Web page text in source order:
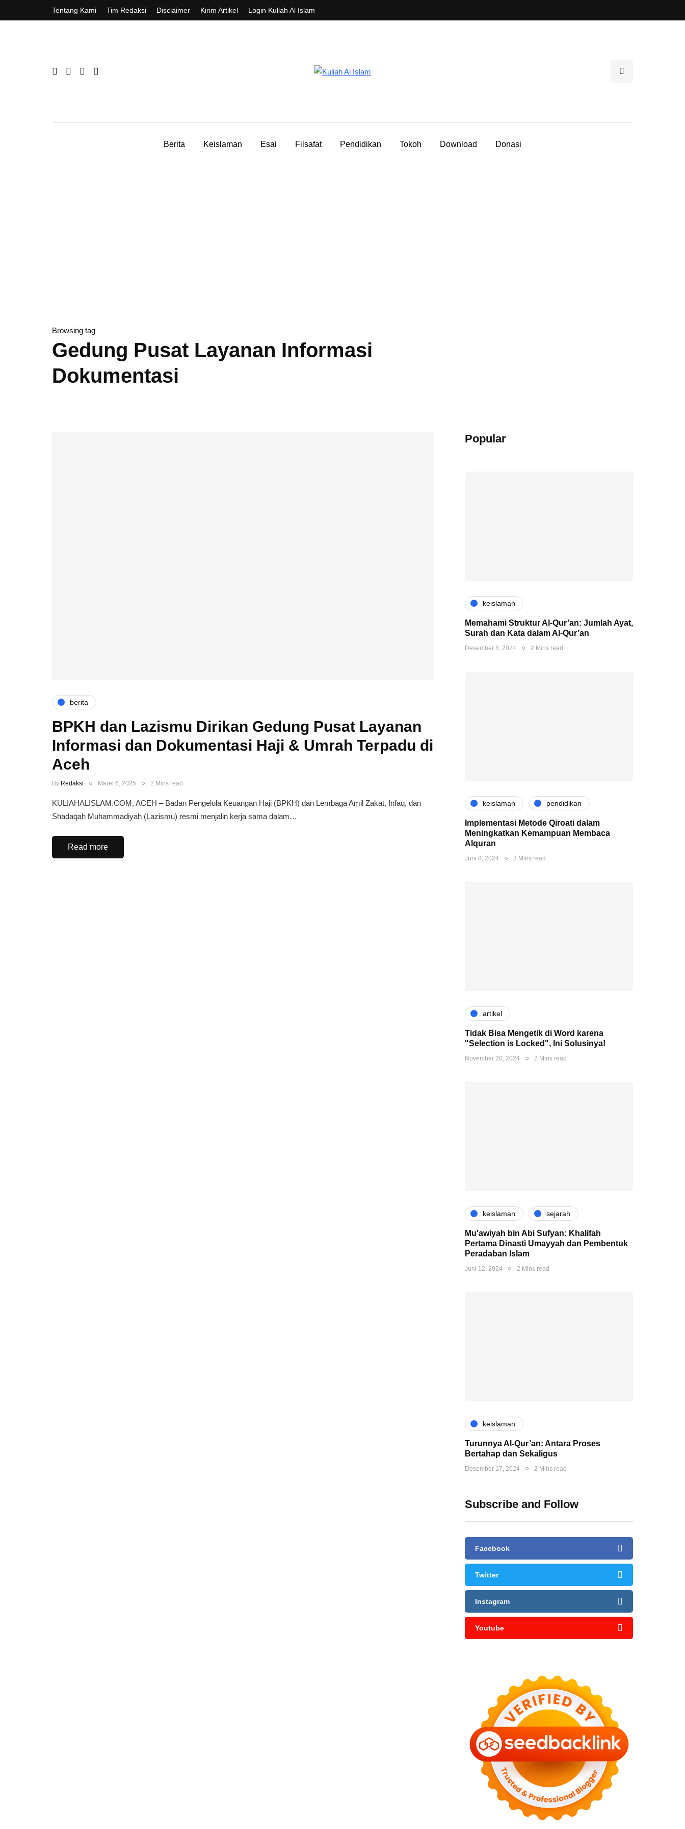
Tentang Kami Tim Redaksi Disclaimer Kirim Artikel Login Kuliah Al Islam
Berita Keislaman Esai Filsafat Pendidikan Tokoh Download Donasi
Browsing tag
Gedung Pusat Layanan Informasi
Dokumentasi
berita
BPKH dan Lazismu Dirikan Gedung Pusat Layanan
Informasi dan Dokumentasi Haji & Umrah Terpadu di
Aceh
By Redaksi Maret 6, 2025 2 Mins read
KULIAHALISLAM.COM, ACEH – Badan Pengelola Keuangan Haji (BPKH) dan Lembaga Amil Zakat, Infaq, dan
Shadaqah Muhammadiyah (Lazismu) resmi menjalin kerja sama dalam…
Read more
Popular
keislaman
Memahami Struktur Al-Qur’an: Jumlah Ayat,
Surah dan Kata dalam Al-Qur’an
Desember 8, 2024 2 Mins read
keislaman pendidikan
Implementasi Metode Qiroati dalam
Meningkatkan Kemampuan Membaca
Alquran
Juni 8, 2024 3 Mins read
artikel
Tidak Bisa Mengetik di Word karena
"Selection is Locked", Ini Solusinya!
November 20, 2024 2 Mins read
keislaman sejarah
Mu'awiyah bin Abi Sufyan: Khalifah
Pertama Dinasti Umayyah dan Pembentuk
Peradaban Islam
Juni 12, 2024 2 Mins read
keislaman
Turunnya Al-Qur’an: Antara Proses
Bertahap dan Sekaligus
Desember 17, 2024 2 Mins read
Subscribe and Follow
Facebook
Twitter
Instagram
Youtube